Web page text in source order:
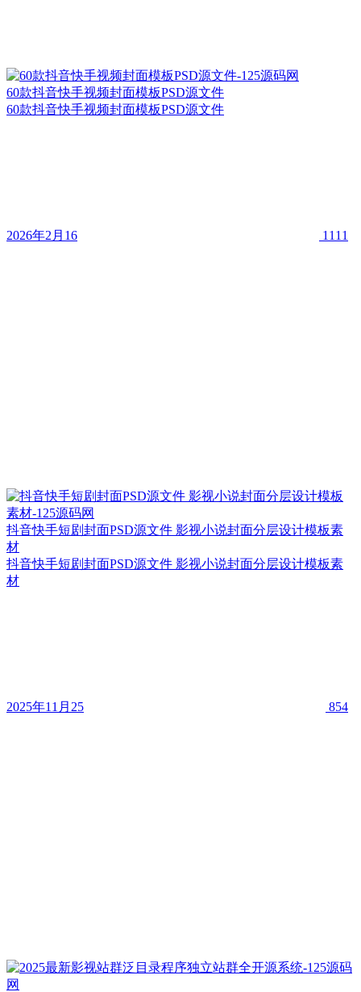
60款抖音快手视频封面模板PSD源文件
60款抖音快手视频封面模板PSD源文件
2026年2月16 1111
抖音快手短剧封面PSD源文件 影视小说封面分层设计模板素
材
抖音快手短剧封面PSD源文件 影视小说封面分层设计模板素
材
2025年11月25 854